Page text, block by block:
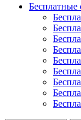
Бесплатные